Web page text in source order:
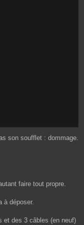
son soufflet : dommage.
faire tout propre.
à déposer.
et des 3 câbles (en neuf)